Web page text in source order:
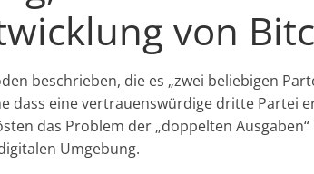
von
beschrieben, die es „zwei beliebigen
dass eine vertrauenswürdige dritte Partei
das Problem der „doppelten
Umgebung.